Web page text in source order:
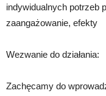
indywidualnych potrzeb
zaangażowanie, efekty
Wezwanie do działania:
Zachęcamy do